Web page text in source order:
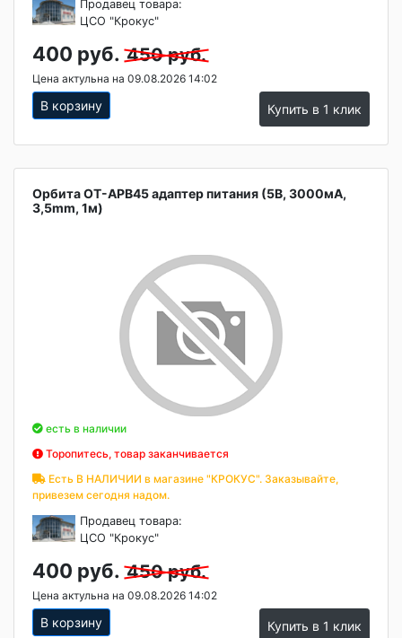
Продавец товара:
ЦСО "Крокус"
400 руб. 450 руб.
Цена актульна на 09.08.2026 14:02
В корзину Купить в 1 клик
Орбита OT-APB45 адаптер питания (5В, 3000мА,
3,5mm, 1м)
есть в наличии
Торопитесь, товар заканчивается
Есть В НАЛИЧИИ в магазине "КРОКУС". Заказывайте,
привезем сегодня надом.
Продавец товара:
ЦСО "Крокус"
400 руб. 450 руб.
Цена актульна на 09.08.2026 14:02
В корзину Купить в 1 клик